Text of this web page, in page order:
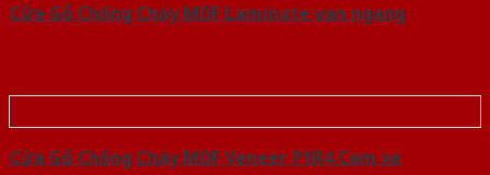
Cửa Gỗ Chống Cháy MDF Laminate van ngang
Cửa Gỗ Chống Cháy MDF Veneer P1R4 Cam xe